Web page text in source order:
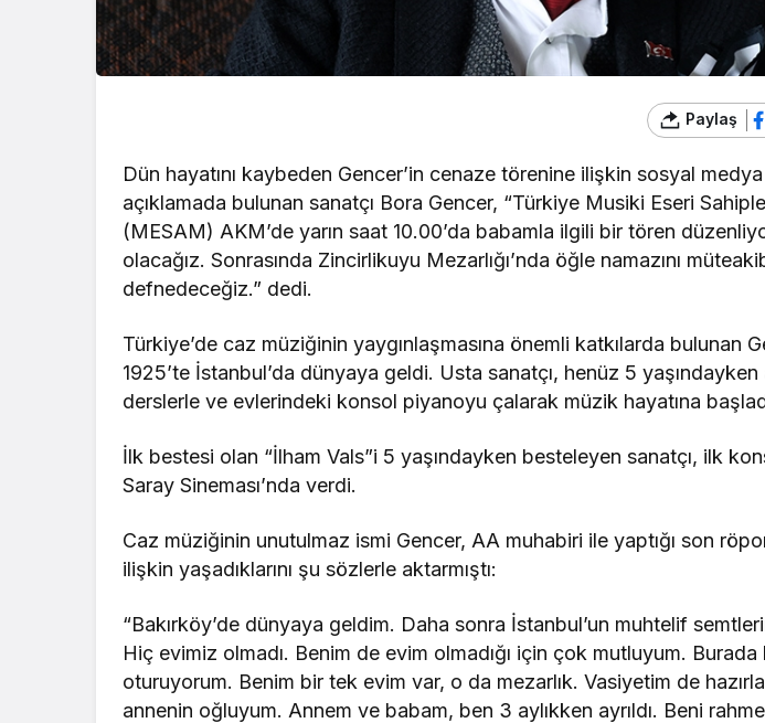
Paylaş
Dün hayatını kaybeden Gencer’in cenaze törenine ilişkin sosyal
açıklamada bulunan sanatçı Bora Gencer, “Türkiye Musiki Eseri
(MESAM) AKM’de yarın saat 10.00’da babamla ilgili bir tören
olacağız. Sonrasında Zincirlikuyu Mezarlığı’nda öğle namazını
defnedeceğiz.” dedi.
Türkiye’de caz müziğinin yaygınlaşmasına önemli katkılarda bulunan
1925’te İstanbul’da dünyaya geldi. Usta sanatçı, henüz 5 yaşındayken
derslerle ve evlerindeki konsol piyanoyu çalarak müzik hayatına
İlk bestesi olan “İlham Vals”i 5 yaşındayken besteleyen sanatçı, ilk
Saray Sineması’nda verdi.
Caz müziğinin unutulmaz ismi Gencer, AA muhabiri ile yaptığı son
ilişkin yaşadıklarını şu sözlerle aktarmıştı:
“Bakırköy’de dünyaya geldim. Daha sonra İstanbul’un muhtelif
Hiç evimiz olmadı. Benim de evim olmadığı için çok mutluyum.
oturuyorum. Benim bir tek evim var, o da mezarlık. Vasiyetim de
annenin oğluyum. Annem ve babam, ben 3 aylıkken ayrıldı. Beni